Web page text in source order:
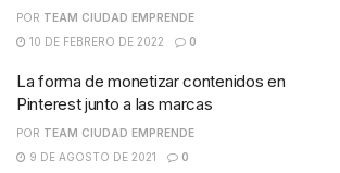
POR TEAM CIUDAD EMPRENDE
10 DE FEBRERO DE 2022
0
La forma de monetizar contenidos en
Pinterest junto a las marcas
POR TEAM CIUDAD EMPRENDE
9 DE AGOSTO DE 2021
0